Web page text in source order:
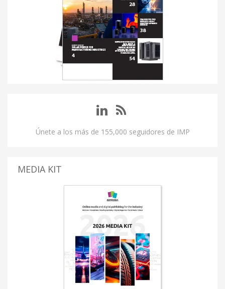
Únete a los más de 155,000 seguidores de IMP
MEDIA KIT